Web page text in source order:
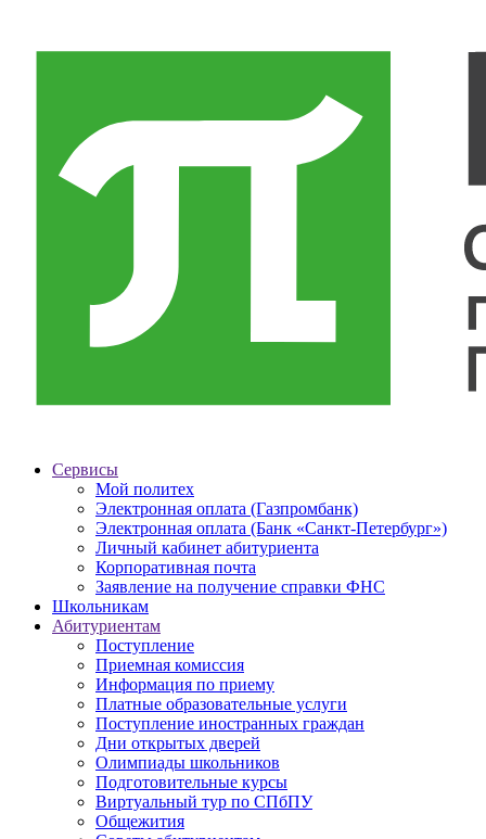
Сервисы
Мой политех
Электронная оплата (Газпромбанк)
Электронная оплата (Банк «Санкт-Петербург»)
Личный кабинет абитуриента
Корпоративная почта
Заявление на получение справки ФНС
Школьникам
Абитуриентам
Поступление
Приемная комиссия
Информация по приему
Платные образовательные услуги
Поступление иностранных граждан
Дни открытых дверей
Олимпиады школьников
Подготовительные курсы
Виртуальный тур по СПбПУ
Общежития